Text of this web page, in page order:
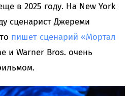
в 2025 году. На New York
сценарист Джереми
пишет сценарий «Мортал
и Warner Bros. очень